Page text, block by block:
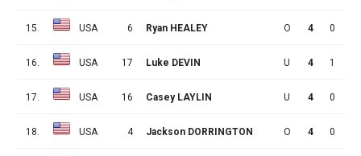
15. USA 6 Ryan HEALEY O 4 0
16. USA 17 Luke DEVIN U 4 1
17. USA 16 Casey LAYLIN U 4 0
18. USA 4 Jackson DORRINGTON O 4 0